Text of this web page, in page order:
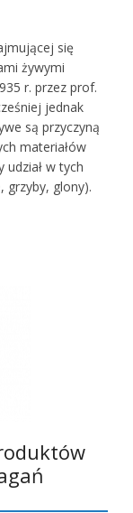
się
żywymi
r. przez prof.
jednak
są przyczyną
materiałów
udział w tych
grzyby, glony).